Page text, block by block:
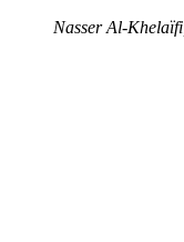
Nasser Al-